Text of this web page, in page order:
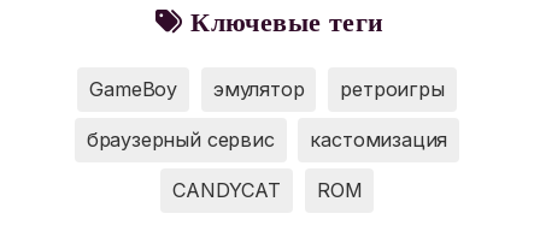
Ключевые теги
GameBoy эмулятор ретроигры
браузерный сервис кастомизация
CANDYCAT ROM